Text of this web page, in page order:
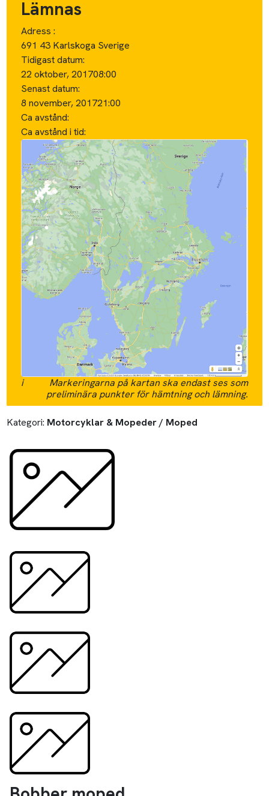
Lämnas
Adress :
691 43 Karlskoga Sverige
Tidigast datum:
22 oktober, 201708:00
Senast datum:
8 november, 201721:00
Ca avstånd:
Ca avstånd i tid:
i
Markeringarna på kartan ska endast ses som
preliminära punkter för hämtning och lämning.
Kategori: Motorcyklar & Mopeder / Moped